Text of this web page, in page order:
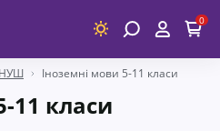
0
НУШ Іноземні мови 5-11 класи
11 класи